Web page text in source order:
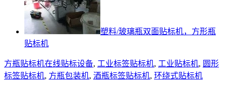
塑料/玻璃瓶双面贴标机，方形瓶
贴标机
方瓶贴标机在线贴标设备, 工业标签贴标机, 工业贴标机, 圆形
标签贴标机, 方瓶包装机, 酒瓶标签贴标机, 环绕式贴标机